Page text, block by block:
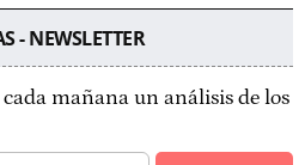
- NEWSLETTER
mañana un análisis de los